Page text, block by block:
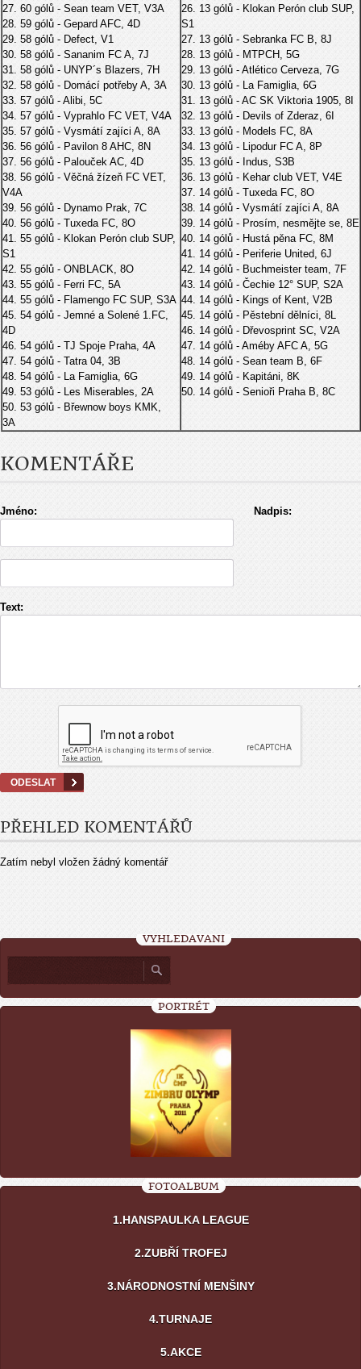
27. 60 gólů - Sean team VET, V3A
28. 59 gólů - Gepard AFC, 4D
29. 58 gólů - Defect, V1
30. 58 gólů - Sananim FC A, 7J
31. 58 gólů - UNYP´s Blazers, 7H
32. 58 gólů - Domácí potřeby A, 3A
33. 57 gólů - Alibi, 5C
34. 57 gólů - Vyprahlo FC VET, V4A
35. 57 gólů - Vysmátí zajíci A, 8A
36. 56 gólů - Pavilon 8 AHC, 8N
37. 56 gólů - Palouček AC, 4D
38. 56 gólů - Věčná žízeň FC VET,
V4A
39. 56 gólů - Dynamo Prak, 7C
40. 56 gólů - Tuxeda FC, 8O
41. 55 gólů - Klokan Perón club SUP,
S1
42. 55 gólů - ONBLACK, 8O
43. 55 gólů - Ferri FC, 5A
44. 55 gólů - Flamengo FC SUP, S3A
45. 54 gólů - Jemné a Solené 1.FC,
4D
46. 54 gólů - TJ Spoje Praha, 4A
47. 54 gólů - Tatra 04, 3B
48. 54 gólů - La Famiglia, 6G
49. 53 gólů - Les Miserables, 2A
50. 53 gólů - Břewnow boys KMK,
3A
26. 13 gólů - Klokan Perón club SUP,
S1
27. 13 gólů - Sebranka FC B, 8J
28. 13 gólů - MTPCH, 5G
29. 13 gólů - Atlético Cerveza, 7G
30. 13 gólů - La Famiglia, 6G
31. 13 gólů - AC SK Viktoria 1905, 8I
32. 13 gólů - Devils of Zderaz, 6I
33. 13 gólů - Models FC, 8A
34. 13 gólů - Lipodur FC A, 8P
35. 13 gólů - Indus, S3B
36. 13 gólů - Kehar club VET, V4E
37. 14 gólů - Tuxeda FC, 8O
38. 14 gólů - Vysmátí zajíci A, 8A
39. 14 gólů - Prosím, nesmějte se, 8E
40. 14 gólů - Hustá pěna FC, 8M
41. 14 gólů - Periferie United, 6J
42. 14 gólů - Buchmeister team, 7F
43. 14 gólů - Čechie 12° SUP, S2A
44. 14 gólů - Kings of Kent, V2B
45. 14 gólů - Pěstební dělníci, 8L
46. 14 gólů - Dřevosprint SC, V2A
47. 14 gólů - Améby AFC A, 5G
48. 14 gólů - Sean team B, 6F
49. 14 gólů - Kapitáni, 8K
50. 14 gólů - Senioři Praha B, 8C
KOMENTÁŘE
Jméno: Nadpis:
Text:
PŘEHLED KOMENTÁŘŮ
Zatím nebyl vložen žádný komentář
VYHLEDÁVÁNÍ
PORTRÉT
FOTOALBUM
1.HANSPAULKA LEAGUE
2.ZUBŘÍ TROFEJ
3.NÁRODNOSTNÍ MENŠINY
4.TURNAJE
5.AKCE